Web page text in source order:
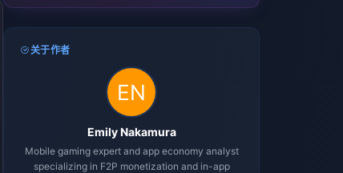
-74%
立即购买
KingShot
4.99+9.99+19.99+49.99+99.99*4
￥ 2500.45
立即购买 立即购买
关于作者
Emily Nakamura
Mobile gaming expert and app economy analyst
specializing in F2P monetization and in-app